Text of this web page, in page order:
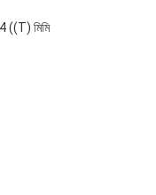
((T) মিমি